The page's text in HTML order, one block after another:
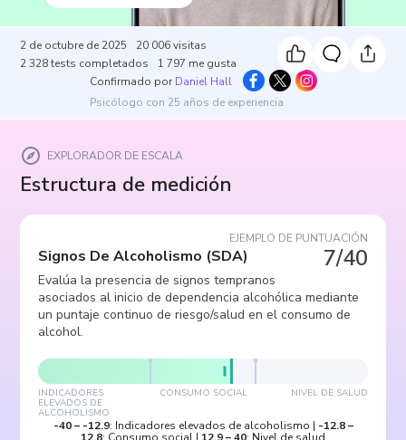
2 de octubre de 2025 20 006 visitas
2 328 tests completados 1 797 me gusta
Confirmado por Daniel Hall
Psicólogo con 25 años de experiencia
EXPLORADOR DE ESCALA
Estructura de medición
EJEMPLO DE PUNTUACIÓN
7/40
Signos De Alcoholismo (SDA)
Evalúa la presencia de signos tempranos
asociados al inicio de dependencia alcohólica mediante
un puntaje continuo de riesgo/salud en el consumo de
alcohol.
INDICADORES
ELEVADOS DE
ALCOHOLISMO
CONSUMO SOCIAL NIVEL DE SALUD
-40– -12.9: Indicadores elevados de alcoholismo | -12.8–